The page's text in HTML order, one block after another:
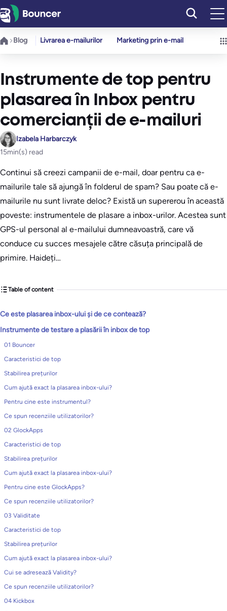
Sari
la
conținut
Blog Livrarea e-mailurilor Marketing prin e-mail
Instrumente de top pentru
plasarea în Inbox pentru
comercianții de e-mailuri
Izabela Harbarczyk
15min(s) read
Continui să creezi campanii de e-mail, doar pentru ca e-
mailurile tale să ajungă în folderul de spam? Sau poate că e-
mailurile nu sunt livrate deloc? Există un supererou în această
poveste: instrumentele de plasare a inbox-urilor. Acestea sunt
GPS-ul personal al e-mailului dumneavoastră, care vă
conduce cu succes mesajele către căsuța principală de
primire. Haideți…
Table of content
Ce este plasarea inbox-ului și de ce contează?
Instrumente de testare a plasării în inbox de top
01 Bouncer
Caracteristici de top
Stabilirea prețurilor
Cum ajută exact la plasarea inbox-ului?
Pentru cine este instrumentul?
Ce spun recenziile utilizatorilor?
02 GlockApps
Caracteristici de top
Stabilirea prețurilor
Cum ajută exact la plasarea inbox-ului?
Pentru cine este GlockApps?
Ce spun recenziile utilizatorilor?
03 Validitate
Caracteristici de top
Stabilirea prețurilor
Cum ajută exact la plasarea inbox-ului?
Cui se adresează Validity?
Ce spun recenziile utilizatorilor?
04 Kickbox